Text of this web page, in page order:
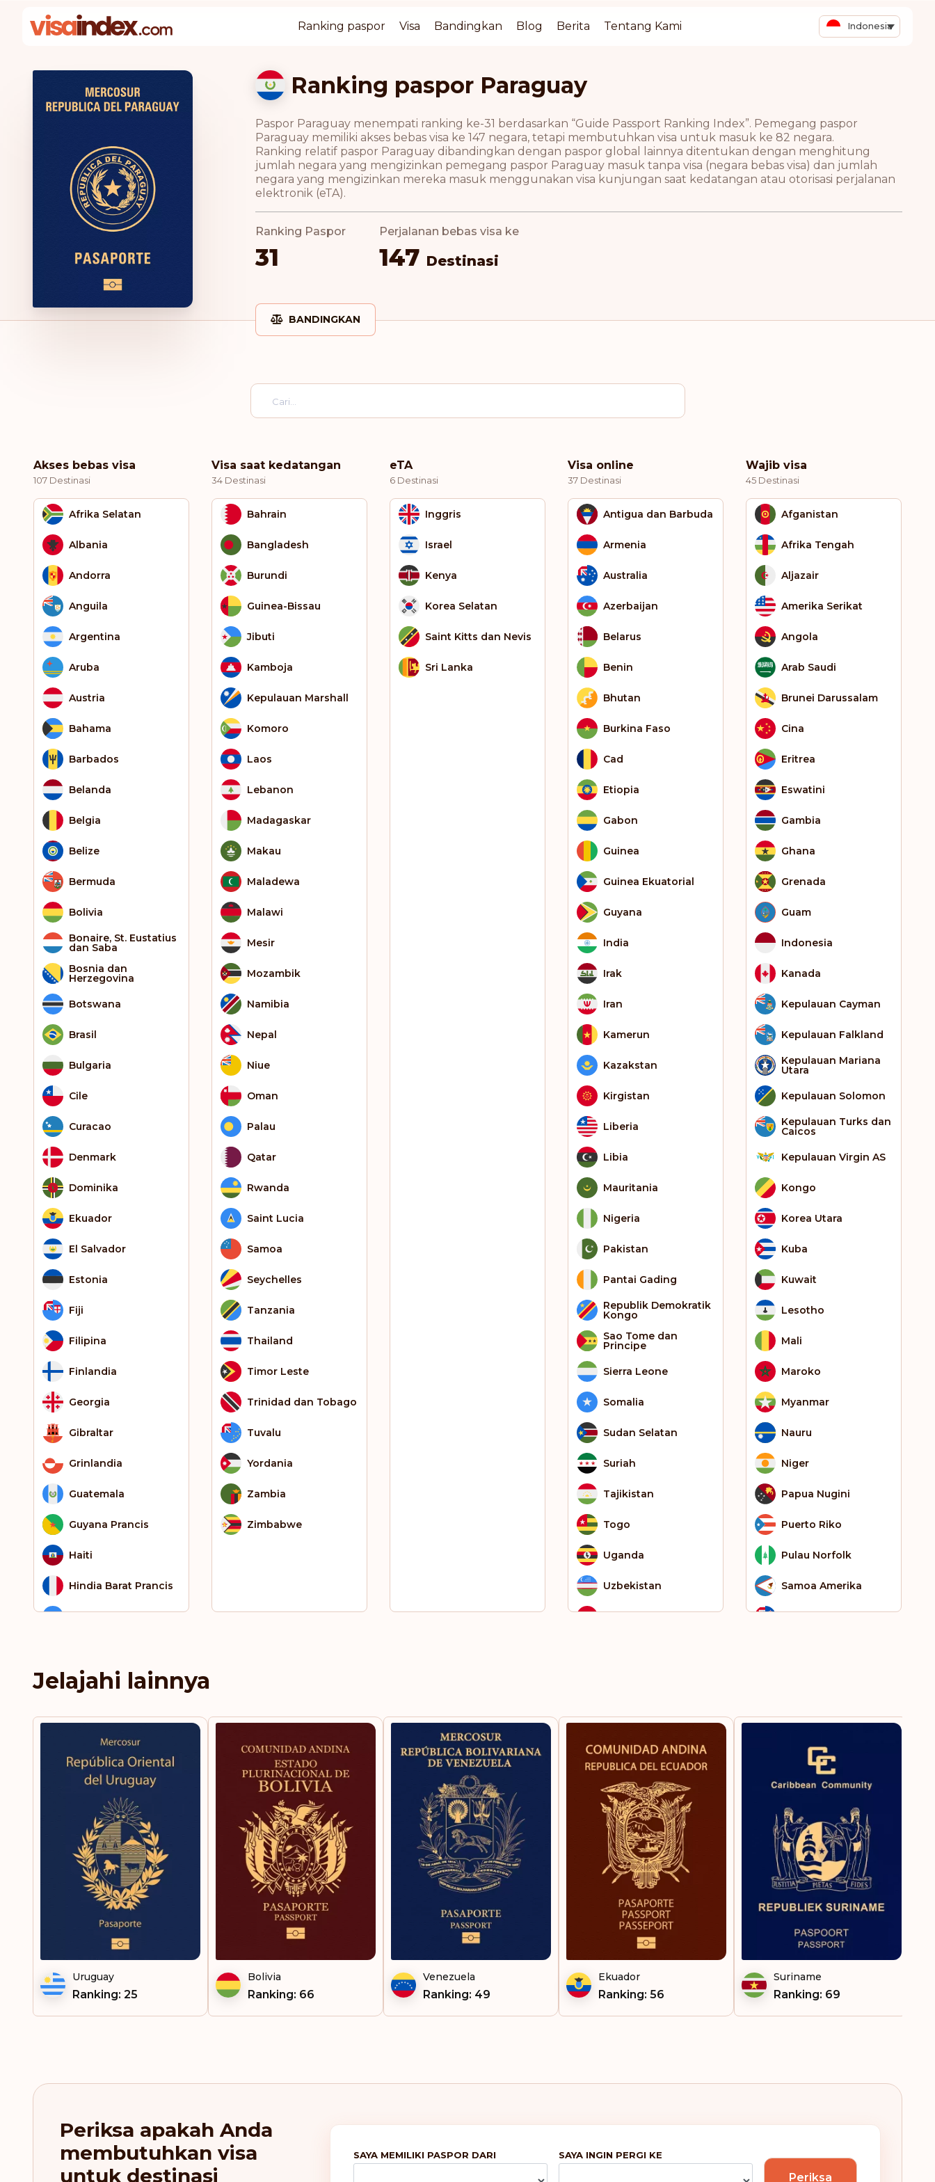
Indonesia
Ranking paspor Visa Bandingkan Blog Berita Tentang Kami
Ranking paspor Paraguay
Paspor Paraguay menempati ranking ke-31 berdasarkan “Guide Passport Ranking Index”. Pemegang paspor
Paraguay memiliki akses bebas visa ke 147 negara, tetapi membutuhkan visa untuk masuk ke 82 negara.
Ranking relatif paspor Paraguay dibandingkan dengan paspor global lainnya ditentukan dengan menghitung
jumlah negara yang mengizinkan pemegang paspor Paraguay masuk tanpa visa (negara bebas visa) dan jumlah
negara yang mengizinkan mereka masuk menggunakan visa kunjungan saat kedatangan atau otorisasi perjalanan
elektronik (eTA).
Ranking Paspor
31
Perjalanan bebas visa ke
147 Destinasi
BANDINGKAN
Akses bebas visa
107 Destinasi
Afrika Selatan
Albania
Andorra
Anguila
Argentina
Aruba
Austria
Bahama
Barbados
Belanda
Belgia
Belize
Bermuda
Bolivia
Bonaire, St. Eustatius
dan Saba
Bosnia dan
Herzegovina
Botswana
Brasil
Bulgaria
Cile
Curacao
Denmark
Dominika
Ekuador
El Salvador
Estonia
Fiji
Filipina
Finlandia
Georgia
Gibraltar
Grinlandia
Guatemala
Guyana Prancis
Haiti
Hindia Barat Prancis
Honduras
Hungaria
Islandia
Italia
Jamaika
Jepang
Jerman
Kaledonia Baru
Kepulauan Cook
Kepulauan Faeroe
Kepulauan Virgin
Inggris
Kiribati
Kroasia
Latvia
Visa saat kedatangan
34 Destinasi
Bahrain
Bangladesh
Burundi
Guinea-Bissau
Jibuti
Kamboja
Kepulauan Marshall
Komoro
Laos
Lebanon
Madagaskar
Makau
Maladewa
Malawi
Mesir
Mozambik
Namibia
Nepal
Niue
Oman
Palau
Qatar
Rwanda
Saint Lucia
Samoa
Seychelles
Tanzania
Thailand
Timor Leste
Trinidad dan Tobago
Tuvalu
Yordania
Zambia
Zimbabwe
eTA
6 Destinasi
Inggris
Israel
Kenya
Korea Selatan
Saint Kitts dan Nevis
Sri Lanka
Visa online
37 Destinasi
Antigua dan Barbuda
Armenia
Australia
Azerbaijan
Belarus
Benin
Bhutan
Burkina Faso
Cad
Etiopia
Gabon
Guinea
Guinea Ekuatorial
Guyana
India
Irak
Iran
Kamerun
Kazakstan
Kirgistan
Liberia
Libia
Mauritania
Nigeria
Pakistan
Pantai Gading
Republik Demokratik
Kongo
Sao Tome dan
Principe
Sierra Leone
Somalia
Sudan Selatan
Suriah
Tajikistan
Togo
Uganda
Uzbekistan
Vietnam
Wajib visa
45 Destinasi
Afganistan
Afrika Tengah
Aljazair
Amerika Serikat
Angola
Arab Saudi
Brunei Darussalam
Cina
Eritrea
Eswatini
Gambia
Ghana
Grenada
Guam
Indonesia
Kanada
Kepulauan Cayman
Kepulauan Falkland
Kepulauan Mariana
Utara
Kepulauan Solomon
Kepulauan Turks dan
Caicos
Kepulauan Virgin AS
Kongo
Korea Utara
Kuba
Kuwait
Lesotho
Mali
Maroko
Myanmar
Nauru
Niger
Papua Nugini
Puerto Riko
Pulau Norfolk
Samoa Amerika
Selandia Baru
Tunisia
Vanuatu
Yaman
Jelajahi lainnya
Uruguay
Ranking: 25
Bolivia
Ranking: 66
Venezuela
Ranking: 49
Ekuador
Ranking: 56
Suriname
Ranking: 69
Periksa apakah Anda
membutuhkan visa
untuk destinasi
SAYA MEMILIKI PASPOR DARI SAYA INGIN PERGI KE
Periksa